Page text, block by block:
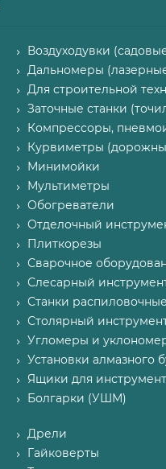
Воздуходувки
Дальномеры
Для строительной
Заточные станки
Компрессоры,
Курвиметры
Минимойки
Мультиметры
Обогреватели
Отделочный
Плиткорезы
Сварочное
Слесарный
Станки распиловочные
Столярный
Угломеры и
Установки алмазного
Ящики для
Болгарки (УШМ)
Дрели
Гайковерты